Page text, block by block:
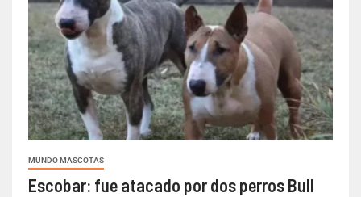
MUNDO MASCOTAS
Escobar: fue atacado por dos perros Bull